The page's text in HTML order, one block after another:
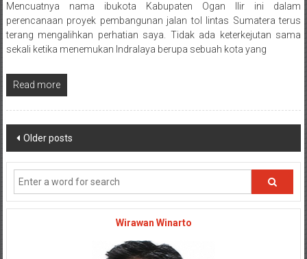
Mencuatnya nama ibukota Kabupaten Ogan Ilir ini dalam
perencanaan proyek pembangunan jalan tol lintas Sumatera terus
terang mengalihkan perhatian saya. Tidak ada keterkejutan sama
sekali ketika menemukan Indralaya berupa sebuah kota yang
Read more
Posts navigation
Older posts
Wirawan Winarto